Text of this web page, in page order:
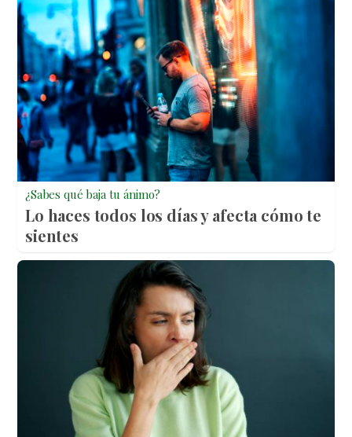
¿Sabes qué baja tu ánimo?
Lo haces todos los días y afecta cómo te
sientes